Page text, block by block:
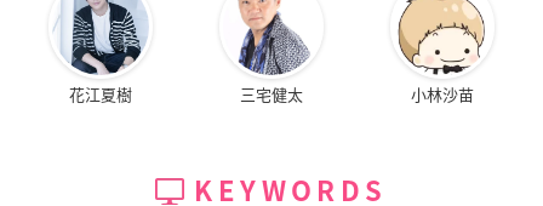
花江夏樹 三宅健太 小林沙苗
KEYWORDS